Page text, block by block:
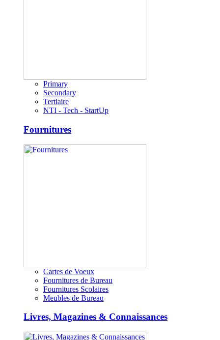
Primary
Secondary
Tertiaire
NTI - Tech - StartUp
Fournitures
Cartes de Voeux
Fournitures de Bureau
Fournitures Scolaires
Meubles de Bureau
Livres, Magazines & Connaissances